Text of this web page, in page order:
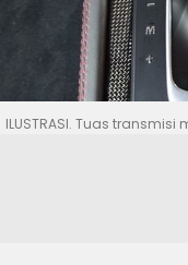
ILUSTRASI. Tuas transmisi